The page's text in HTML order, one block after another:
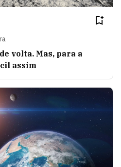
volta. Mas, para a
assim